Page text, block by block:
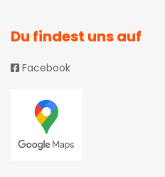
Du findest uns auf
Facebook